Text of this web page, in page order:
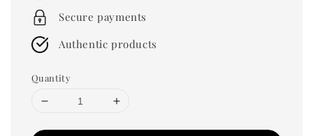
Secure payments
Authentic products
Quantity